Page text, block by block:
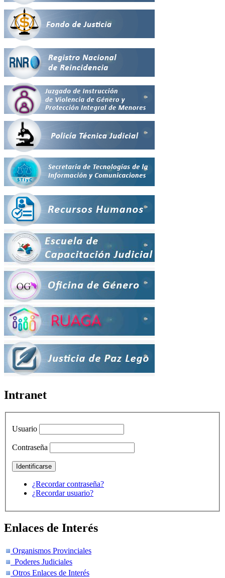
Intranet
Usuario
Contraseña
¿Recordar contraseña?
¿Recordar usuario?
Enlaces de Interés
Organismos Provinciales
Poderes Judiciales
Otros Enlaces de Interés